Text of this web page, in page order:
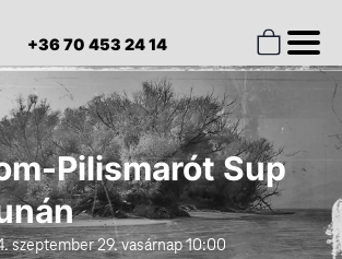
+36 70 453 24 14
Pilismarót Sup
szeptember 29. vasárnap 10:00